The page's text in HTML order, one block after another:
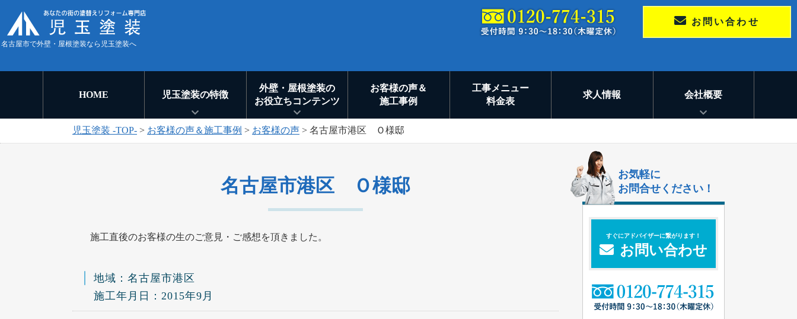
名古屋市で外壁・屋根塗装なら児玉塗装へ
お問い合わせ
HOME 児玉塗装の特徴
外壁・屋根塗装の
お役立ちコンテンツ
お客様の声＆
施工事例
工事メニュー
料金表
求人情報 会社概要
児玉塗装 -TOP- > お客様の声＆施工事例 > お客様の声 > 名古屋市港区 Ｏ様邸
名古屋市港区 Ｏ様邸
施工直後のお客様の生のご意見・ご感想を頂きました。
地域：名古屋市港区
施工年月日：2015年9月
お気軽に
お問合せください！
すぐにアドバイザーに繋がります！
お問い合わせ